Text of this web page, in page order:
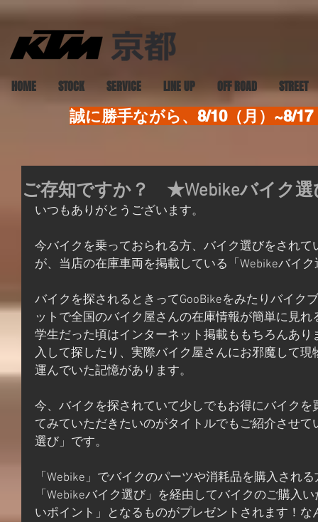
HOME STOCK SERVICE LINE UP OFF ROAD STREET
誠に勝手ながら、8/10（月）~8/
ご存知ですか？ ★Webikeバイク
いつもありがとうございます。
今バイクを乗っておられる方、バイク選びをされ
が、当店の在庫車両を掲載している「Webikeバイ
バイクを探されるときってGooBikeをみたりバイク
ットで全国のバイク屋さんの在庫情報が簡単に見
学生だった頃はインターネット掲載ももちろんあり
入して探したり、実際バイク屋さんにお邪魔して
運んでいた記憶があります。
今、バイクを探されていて少しでもお得にバイク
てみていただきたいのがタイトルでもご紹介させて
選び」です。
「Webike」でバイクのパーツや消耗品を購入され
「Webikeバイク選び」を経由してバイクのご購入
いポイント」となるものがプレゼントされます！